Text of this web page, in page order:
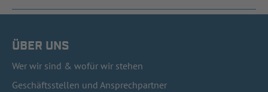
ÜBER UNS
Wer wir sind & wofür wir stehen
Geschäftsstellen und Ansprechpartner